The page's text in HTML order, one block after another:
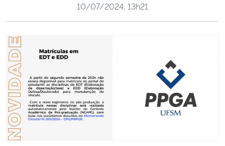
Ministério da Saúde
Ministério de Minas e Energia
Ministério da Ciência, Tecnologia, Inovações e Comunicações
Ministério do Meio Ambiente
Ministério do Turismo
10/07/2024, 13h21